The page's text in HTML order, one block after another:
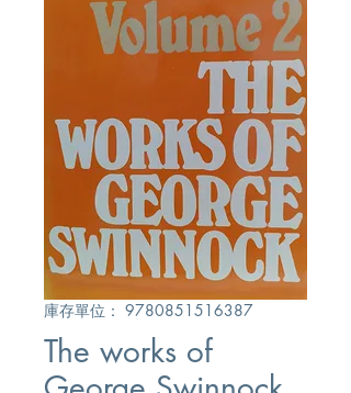
庫存單位： 9780851516387
The works of